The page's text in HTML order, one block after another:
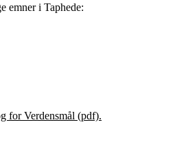
emner i Taphede:
for Verdensmål (pdf).